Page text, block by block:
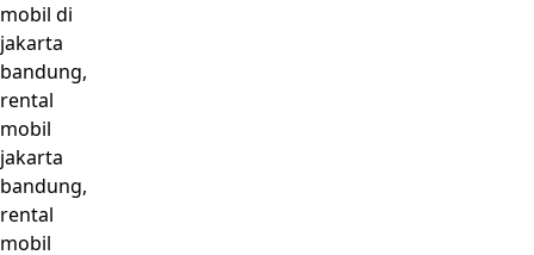
mobil di
jakarta
bandung,
rental
mobil
jakarta
bandung,
rental
mobil